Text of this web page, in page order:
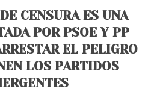
CENSURA ES UNA
POR PSOE Y PP
EL PELIGRO
LOS PARTIDOS